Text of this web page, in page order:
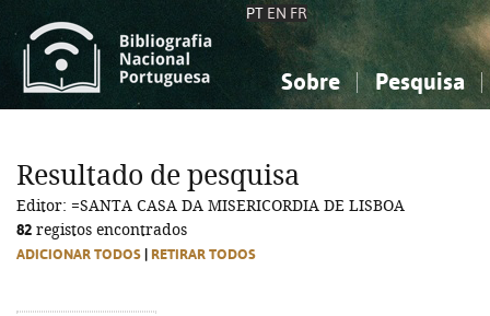
PT EN FR
Sobre Pesquisa
Ciências sociais...
Ciências sociais...
Resultado de pesquisa
Editor: =SANTA CASA DA MISERICORDIA DE LISBOA
82 registos encontrados
ADICIONAR TODOS RETIRAR TODOS